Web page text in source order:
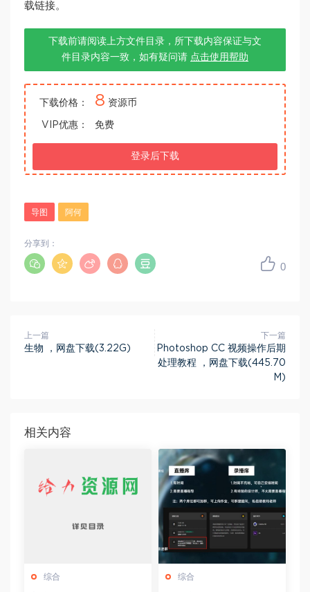
载链接。
下载前请阅读上方文件目录，所下载内容保证与文
件目录内容一致，如有疑问请 点击使用帮助
下载价格： 8 资源币
VIP优惠： 免费
登录后下载
导图 阿何
0
分享到：
上一篇
生物 ，网盘下载(3.22G)
下一篇
Photoshop CC 视频操作后期
处理教程 ，网盘下载(445.70
M)
相关内容
综合 综合